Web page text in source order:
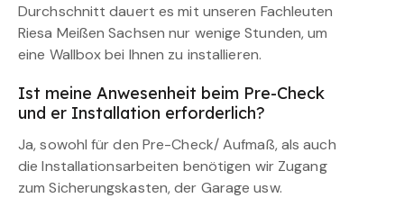
Durchschnitt dauert es mit unseren Fachleuten
Riesa Meißen Sachsen nur wenige Stunden, um
eine Wallbox bei Ihnen zu installieren.
Ist meine Anwesenheit beim Pre-Check
und er Installation erforderlich?
Ja, sowohl für den Pre-Check/ Aufmaß, als auch
die Installationsarbeiten benötigen wir Zugang
zum Sicherungskasten, der Garage usw.